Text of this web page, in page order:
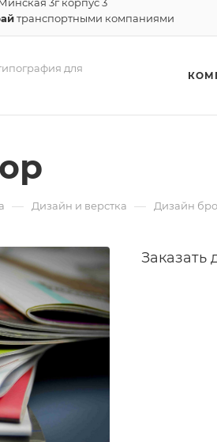
транспортными компаниями
для
— Дизайн и верстка — Дизайн